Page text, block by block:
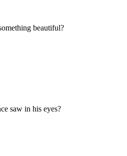
beautiful?
saw in his eyes?